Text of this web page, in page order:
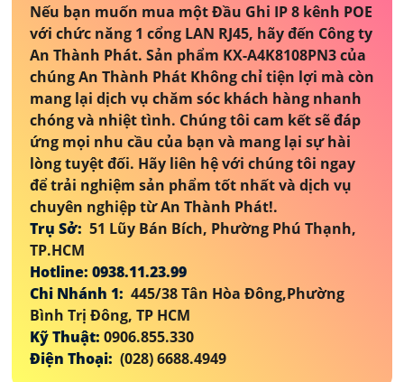
Nếu bạn muốn mua một Đầu Ghi IP 8 kênh POE
với chức năng 1 cổng LAN RJ45, hãy đến Công ty
An Thành Phát. Sản phẩm KX-A4K8108PN3 của
chúng An Thành Phát Không chỉ tiện lợi mà còn
mang lại dịch vụ chăm sóc khách hàng nhanh
chóng và nhiệt tình. Chúng tôi cam kết sẽ đáp
ứng mọi nhu cầu của bạn và mang lại sự hài
lòng tuyệt đối. Hãy liên hệ với chúng tôi ngay
để trải nghiệm sản phẩm tốt nhất và dịch vụ
chuyên nghiệp từ An Thành Phát!.
Trụ Sở: 51 Lũy Bán Bích, Phường Phú Thạnh,
TP.HCM
Hotline: 0938.11.23.99
Chi Nhánh 1: 445/38 Tân Hòa Đông,Phường
Bình Trị Đông, TP HCM
Kỹ Thuật: 0906.855.330
Điện Thoại: (028) 6688.4949